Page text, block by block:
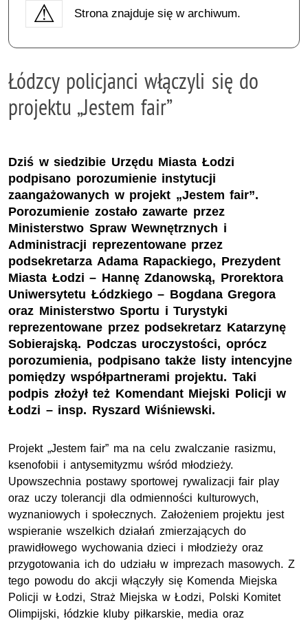
Strona znajduje się w archiwum.
Łódzcy policjanci włączyli się do
projektu „Jestem fair”
Dziś w siedzibie Urzędu Miasta Łodzi
podpisano porozumienie instytucji
zaangażowanych w projekt „Jestem fair”.
Porozumienie zostało zawarte przez
Ministerstwo Spraw Wewnętrznych i
Administracji reprezentowane przez
podsekretarza Adama Rapackiego, Prezydent
Miasta Łodzi – Hannę Zdanowską, Prorektora
Uniwersytetu Łódzkiego – Bogdana Gregora
oraz Ministerstwo Sportu i Turystyki
reprezentowane przez podsekretarz Katarzynę
Sobierajską. Podczas uroczystości, oprócz
porozumienia, podpisano także listy intencyjne
pomiędzy współpartnerami projektu. Taki
podpis złożył też Komendant Miejski Policji w
Łodzi – insp. Ryszard Wiśniewski.
Projekt „Jestem fair” ma na celu zwalczanie rasizmu,
ksenofobii i antysemityzmu wśród młodzieży.
Upowszechnia postawy sportowej rywalizacji fair play
oraz uczy tolerancji dla odmienności kulturowych,
wyznaniowych i społecznych. Założeniem projektu jest
wspieranie wszelkich działań zmierzających do
prawidłowego wychowania dzieci i młodzieży oraz
przygotowania ich do udziału w imprezach masowych. Z
tego powodu do akcji włączyły się Komenda Miejska
Policji w Łodzi, Straż Miejska w Łodzi, Polski Komitet
Olimpijski, łódzkie kluby piłkarskie, media oraz